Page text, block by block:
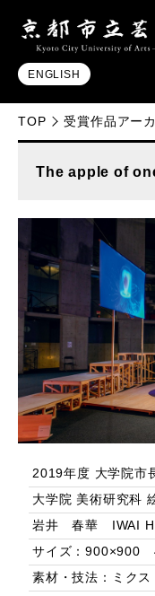
ENGLISH
TOP 受賞作品アー
The apple of
2019年度 大学院市
大学院 美術研究科
岩井 春華 IWAI
サイズ：900×900
素材・技法：ミクス